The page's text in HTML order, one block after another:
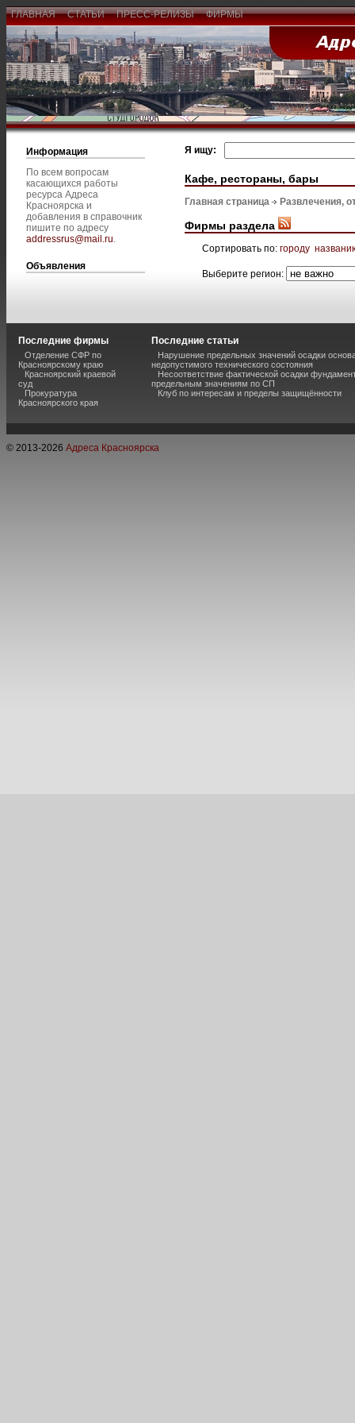
ГЛАВНАЯ СТАТЬИ ПРЕСС-РЕЛИЗЫ ФИРМЫ
Информация
По всем вопросам
касающихся работы
ресурса Адреса
Красноярска и
добавления в справочник
пишите по адресу
addressrus@mail.ru.
Объявления
Я ищу:
Кафе, рестораны, бары
Главная страница Развлечения,
Фирмы раздела
Сортировать по: городу
Выберите регион:
Последние фирмы
Отделение СФР по
Красноярскому краю
Красноярский краевой
суд
Прокуратура
Красноярского края
Последние статьи
Нарушение предельных значений осадки
недопустимого технического состояния
Несоответствие фактической осадки
предельным значениям по СП
Клуб по интересам и пределы защищённости
© 2013-2026 Адреса Красноярска